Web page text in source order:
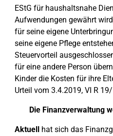
EStG für haushaltsnahe
Aufwendungen gewährt
für seine eigene
seine eigene Pflege
Steuervorteil
für eine andere Person
Kinder die Kosten für ihre
Urteil vom 3.4.2019, VI R
Die Finanzverwaltung
Aktuell hat sich das